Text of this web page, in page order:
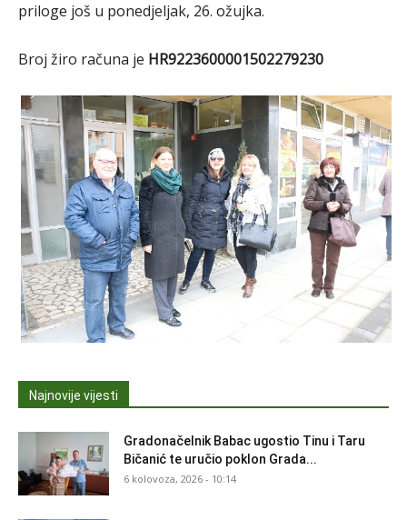
priloge još u ponedjeljak, 26. ožujka.
Broj žiro računa je HR9223600001502279230
Najnovije vijesti
Gradonačelnik Babac ugostio Tinu i Taru
Bičanić te uručio poklon Grada...
6 kolovoza, 2026 - 10:14